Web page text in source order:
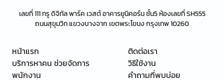
เลขที่ 111 ทรู ดิจิทัล พาร์ค เวสต์ อาคารยูนิคอร์น ชั้น5 ห้องเลขที่ SH555
ถนนสุขุมวิท แขวงบางจาก เขตพระโขนง กรุงเทพ 10260
หน้าแรก
บริการหาคน ช่วยจัดการ
พนักงาน
ติดต่อเรา
วิธีใช้งาน
คำถามที่พบบ่อย